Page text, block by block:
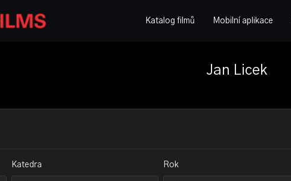
Katalog filmů Mobilní aplikace
Jan Licek
Katedra Rok